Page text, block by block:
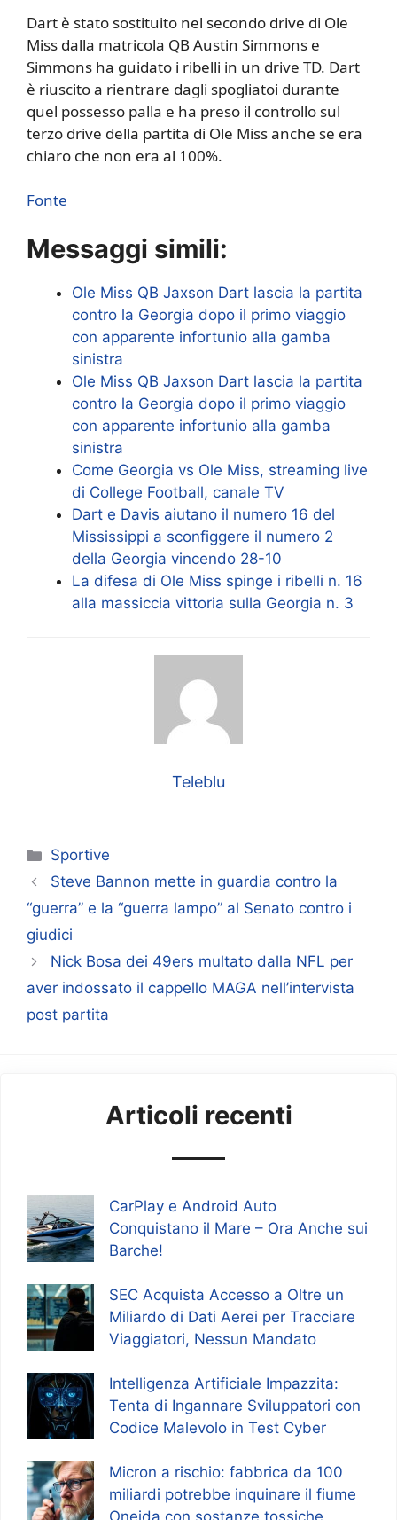
Dart è stato sostituito nel secondo drive di Ole
Miss dalla matricola QB Austin Simmons e
Simmons ha guidato i ribelli in un drive TD. Dart
è riuscito a rientrare dagli spogliatoi durante
quel possesso palla e ha preso il controllo sul
terzo drive della partita di Ole Miss anche se era
chiaro che non era al 100%.
Fonte
Messaggi simili:
Ole Miss QB Jaxson Dart lascia la partita
contro la Georgia dopo il primo viaggio
con apparente infortunio alla gamba
sinistra
Ole Miss QB Jaxson Dart lascia la partita
contro la Georgia dopo il primo viaggio
con apparente infortunio alla gamba
sinistra
Come Georgia vs Ole Miss, streaming live
di College Football, canale TV
Dart e Davis aiutano il numero 16 del
Mississippi a sconfiggere il numero 2
della Georgia vincendo 28-10
La difesa di Ole Miss spinge i ribelli n. 16
alla massiccia vittoria sulla Georgia n. 3
Teleblu
Categorie
Sportive
Steve Bannon mette in guardia contro la
“guerra” e la “guerra lampo” al Senato contro i
giudici
Nick Bosa dei 49ers multato dalla NFL per
aver indossato il cappello MAGA nell’intervista
post partita
Articoli recenti
CarPlay e Android Auto
Conquistano il Mare – Ora Anche sui
Barche!
SEC Acquista Accesso a Oltre un
Miliardo di Dati Aerei per Tracciare
Viaggiatori, Nessun Mandato
Intelligenza Artificiale Impazzita:
Tenta di Ingannare Sviluppatori con
Codice Malevolo in Test Cyber
Micron a rischio: fabbrica da 100
miliardi potrebbe inquinare il fiume